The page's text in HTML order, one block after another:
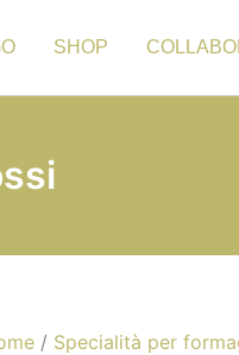
SHOP
/ Specialità per